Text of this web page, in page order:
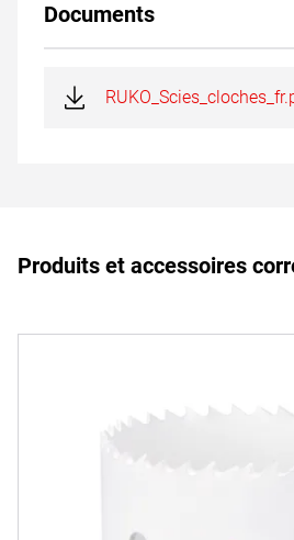
Documents
Produits et accessoires